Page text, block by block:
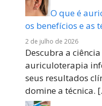
O que é
os benefícios e as
2 de julho de 2026
Descubra a
auriculoterapia
seus resultados
domine a técnica.